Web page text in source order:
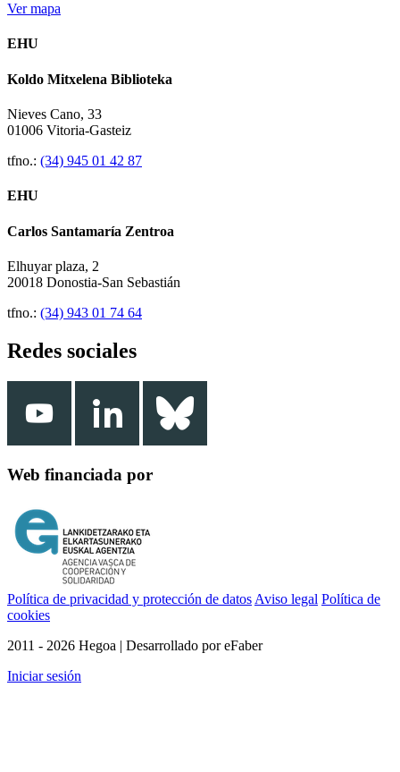
Ver mapa
EHU
Koldo Mitxelena Biblioteka
Nieves Cano, 33
01006 Vitoria-Gasteiz
tfno.: (34) 945 01 42 87
EHU
Carlos Santamaría Zentroa
Elhuyar plaza, 2
20018 Donostia-San Sebastián
tfno.: (34) 943 01 74 64
Redes sociales
Web financiada por
Política de privacidad y protección de datos Aviso legal Política de
cookies
2011 - 2026 Hegoa | Desarrollado por eFaber
Iniciar sesión